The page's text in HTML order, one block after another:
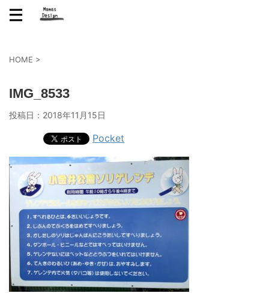
HOME >
IMG_8533
投稿日： 2018年11月15日
Pocket